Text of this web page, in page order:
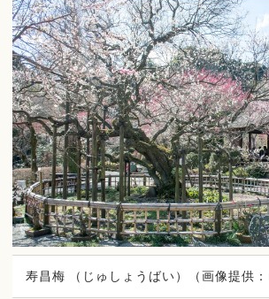
寿昌梅 （じゅしょうばい）（画像提供